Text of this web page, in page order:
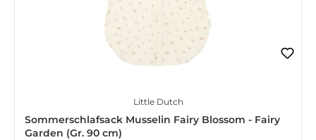
Little Dutch
Sommerschlafsack Musselin Fairy Blossom - Fairy
Garden (Gr. 90 cm)